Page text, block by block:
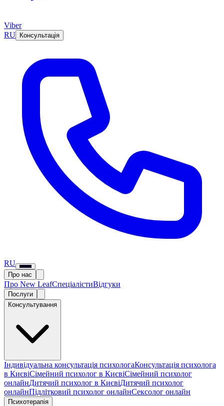
Viber
RU
Консультація
RU
Про нас
Про New LeafСпеціалістиВідгуки
Послуги
Консультування
Індивідуальна консультація психологаКонсультація психолога
в КиєвіСімейний психолог в КиєвіСімейний психолог
онлайнДитячий психолог в КиєвіДитячий психолог
онлайнПідлітковий психолог онлайнСексолог онлайн
Психотерапія